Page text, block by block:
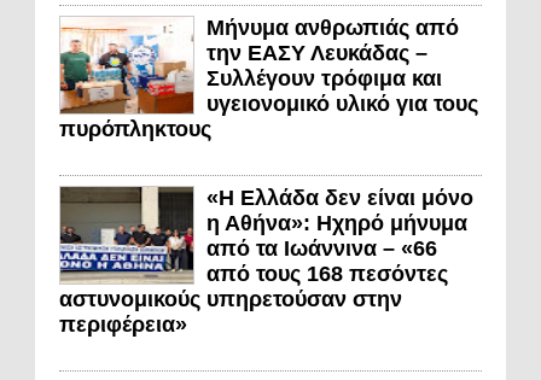
Μήνυμα ανθρωπιάς από
την ΕΑΣΥ Λευκάδας –
Συλλέγουν τρόφιμα και
υγειονομικό υλικό για τους
πυρόπληκτους
«Η Ελλάδα δεν είναι μόνο
η Αθήνα»: Ηχηρό μήνυμα
από τα Ιωάννινα – «66
από τους 168 πεσόντες
αστυνομικούς υπηρετούσαν στην
περιφέρεια»